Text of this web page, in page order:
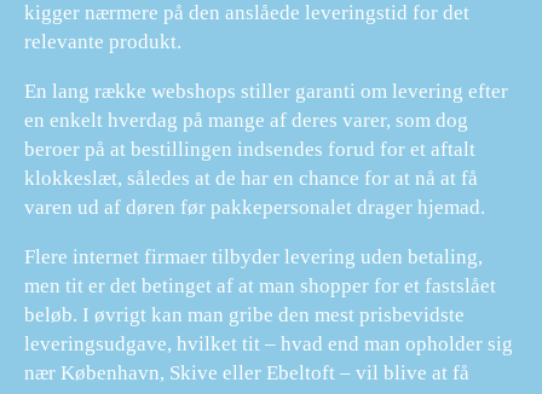
kigger nærmere på den anslåede leveringstid for det
relevante produkt.
En lang række webshops stiller garanti om levering efter
en enkelt hverdag på mange af deres varer, som dog
beroer på at bestillingen indsendes forud for et aftalt
klokkeslæt, således at de har en chance for at nå at få
varen ud af døren før pakkepersonalet drager hjemad.
Flere internet firmaer tilbyder levering uden betaling,
men tit er det betinget af at man shopper for et fastslået
beløb. I øvrigt kan man gribe den mest prisbevidste
leveringsudgave, hvilket tit – hvad end man opholder sig
nær København, Skive eller Ebeltoft – vil blive at få